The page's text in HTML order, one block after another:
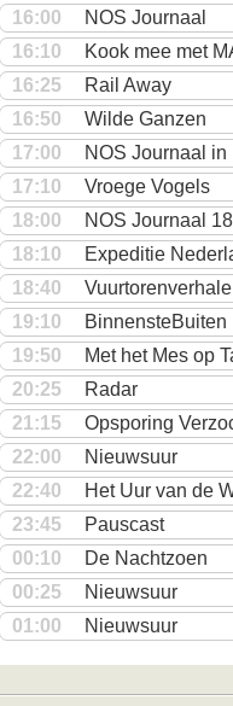
16:00
NOS Journaal
16:10
Kook mee met
16:25
Rail Away
16:50
Wilde Ganzen
17:00
NOS Journaal in
17:10
Vroege Vogels
18:00
NOS Journaal
18:10
Expeditie
18:40
19:10
BinnensteBuiten
19:50
Met het Mes op
20:25
Radar
21:15
Opsporing
22:00
Nieuwsuur
22:40
Het Uur van de
23:45
Pauscast
00:10
De Nachtzoen
00:25
Nieuwsuur
01:00
Nieuwsuur